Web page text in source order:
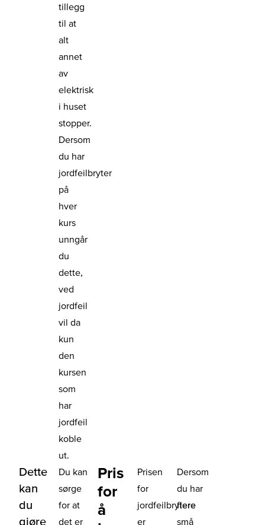
tillegg
til at
alt
annet
av
elektrisk
i huset
stopper.
Dersom
du har
jordfeilbryter
på
hver
kurs
unngår
du
dette,
ved
jordfeil
vil da
kun
den
kursen
som
har
jordfeil
koble
ut.
Dette
kan
du
gjøre
Du kan
sørge
for at
det er
Pris
for
å
Prisen
for
jordfeilbrytere
er
Dersom
du har
flere
små